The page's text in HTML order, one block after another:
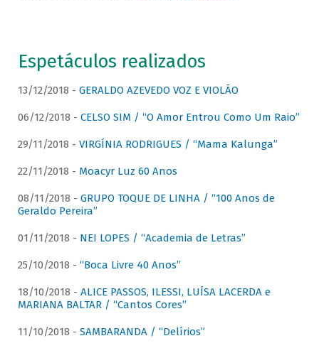
Espetáculos realizados
13/12/2018 - GERALDO AZEVEDO VOZ E VIOLÃO
06/12/2018 - CELSO SIM / “O Amor Entrou Como Um Raio”
29/11/2018 - VIRGÍNIA RODRIGUES / “Mama Kalunga”
22/11/2018 - Moacyr Luz 60 Anos
08/11/2018 - GRUPO TOQUE DE LINHA / “100 Anos de
Geraldo Pereira”
01/11/2018 - NEI LOPES / “Academia de Letras”
25/10/2018 - “Boca Livre 40 Anos”
18/10/2018 - ALICE PASSOS, ILESSI, LUÍSA LACERDA e
MARIANA BALTAR / “Cantos Cores”
11/10/2018 - SAMBARANDA / “Delírios”